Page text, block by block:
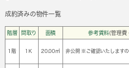
成約済みの物件一覧
階層 間取り 面積 参考賃料(管理費
1階 1Ｋ 20.00㎡ 非公開 ※ご確認いたします